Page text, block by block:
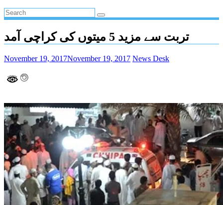
تربت سے مزید 5 میتوں کی کراچی آمد
November 19, 2017November 19, 2017 News Desk